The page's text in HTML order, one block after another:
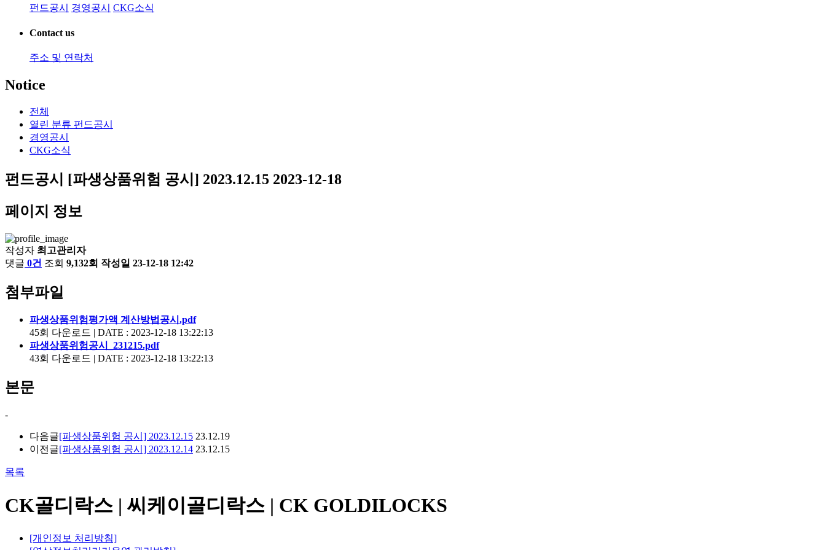
펀드공시 경영공시 CKG소식
Contact us
주소 및 연락처
Notice
전체
열린 분류 펀드공시
경영공시
CKG소식
펀드공시 [파생상품위험 공시] 2023.12.15 2023-12-18
페이지 정보
작성자 최고관리자
댓글 0건 조회 9,132회 작성일 23-12-18 12:42
첨부파일
파생상품위험평가액 계산방법공시.pdf
45회 다운로드 | DATE : 2023-12-18 13:22:13
파생상품위험공시_231215.pdf
43회 다운로드 | DATE : 2023-12-18 13:22:13
본문
-
다음글[파생상품위험 공시] 2023.12.15 23.12.19
이전글[파생상품위험 공시] 2023.12.14 23.12.15
목록
CK골디락스 | 씨케이골디락스 | CK GOLDILOCKS
[개인정보 처리방침]